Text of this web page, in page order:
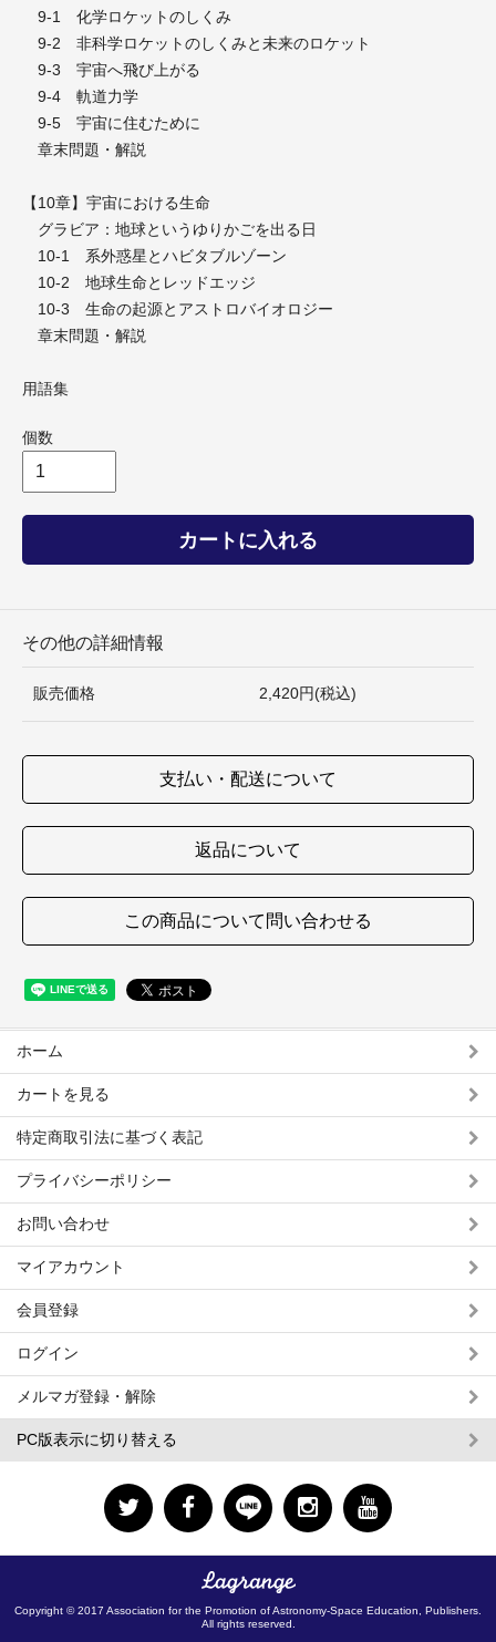
9-1 化学ロケットのしくみ
9-2 非科学ロケットのしくみと未来のロケット
9-3 宇宙へ飛び上がる
9-4 軌道力学
9-5 宇宙に住むために
章末問題・解説
【10章】宇宙における生命
グラビア：地球というゆりかごを出る日
10-1 系外惑星とハビタブルゾーン
10-2 地球生命とレッドエッジ
10-3 生命の起源とアストロバイオロジー
章末問題・解説
用語集
個数
カートに入れる
その他の詳細情報
販売価格 2,420円(税込)
支払い・配送について
返品について
この商品について問い合わせる
ホーム
カートを見る
特定商取引法に基づく表記
プライバシーポリシー
お問い合わせ
マイアカウント
会員登録
ログイン
メルマガ登録・解除
PC版表示に切り替える
Copyright © 2017 Association for the Promotion of Astronomy-Space Education, Publishers.
All rights reserved.